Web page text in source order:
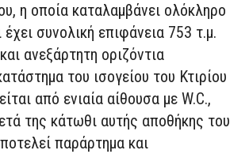
η οποία καταλαμβάνει ολόκληρο
συνολική επιφάνεια 753 τ.μ.
ανεξάρτητη οριζόντια
του ισογείου του Κτιρίου
από ενιαία αίθουσα με W.C.,
της κάτωθι αυτής αποθήκης του
παράρτημα και